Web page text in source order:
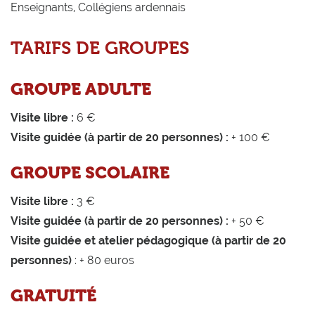
Enseignants, Collégiens ardennais
TARIFS DE GROUPES
GROUPE ADULTE
Visite libre : 6 €
Visite guidée (à partir de 20 personnes) : + 100 €
GROUPE SCOLAIRE
Visite libre : 3 €
Visite guidée (à partir de 20 personnes) : + 50 €
Visite guidée et atelier pédagogique (à partir de 20
personnes) : + 80 euros
GRATUITÉ